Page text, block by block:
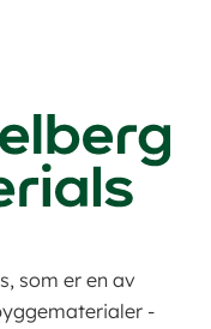
som er en av
-